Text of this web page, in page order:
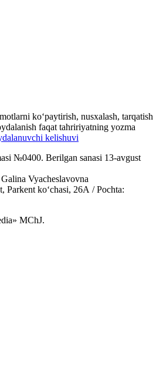
ko‘paytirish, nusxalash, tarqatish
faqat tahririyatning yozma
kelishuvi
№0400. Berilgan sanasi 13-avgust
Vyacheslavovna
Parkent ko‘chasi, 26А / Pochta:
MChJ.